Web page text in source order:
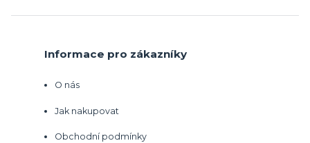
Informace pro zákazníky
O nás
Jak nakupovat
Obchodní podmínky